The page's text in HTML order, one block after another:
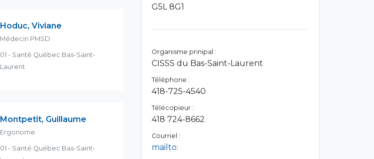
Hoduc, Viviane
Médecin PMSD
01 - Santé Québec Bas-Saint-
Laurent
Montpetit, Guillaume
Ergonome
01 - Santé Québec Bas-Saint-
G5L 8G1
Organisme prinipal :
CISSS du Bas-Saint-Laurent
Téléphone :
418-725-4540
Télécopieur :
418 724-8662
Courriel :
mailto: